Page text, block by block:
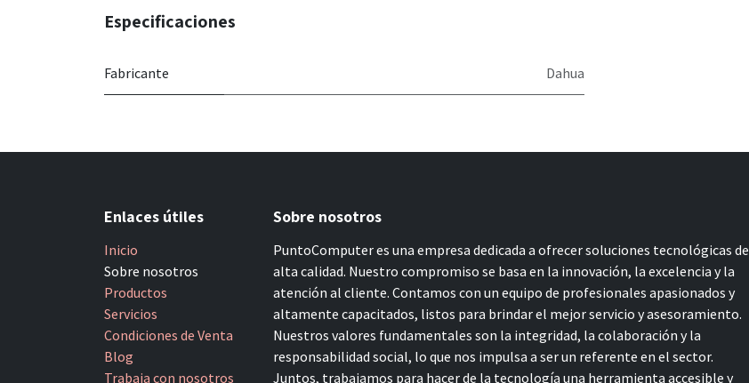
Especificaciones
Fabricante Dahua
Enlaces útiles
Inicio
Sobre nosotros
Productos
Servicios
Condiciones de Venta
Blog
Trabaja con nosotros
Sobre nosotros
PuntoComputer es una empresa dedicada a ofrecer soluciones tecnológicas de
alta calidad. Nuestro compromiso se basa en la innovación, la excelencia y la
atención al cliente. Contamos con un equipo de profesionales apasionados y
altamente capacitados, listos para brindar el mejor servicio y asesoramiento.
Nuestros valores fundamentales son la integridad, la colaboración y la
responsabilidad social, lo que nos impulsa a ser un referente en el sector.
Juntos, trabajamos para hacer de la tecnología una herramienta accesible y